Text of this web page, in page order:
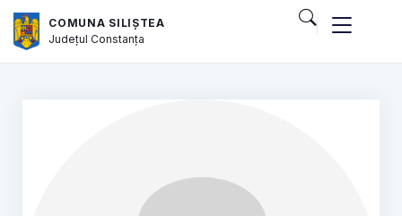
COMUNA SILIȘTEA
JudețulConstanța